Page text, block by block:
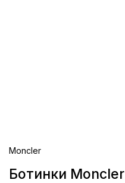
Moncler
Ботинки Moncler